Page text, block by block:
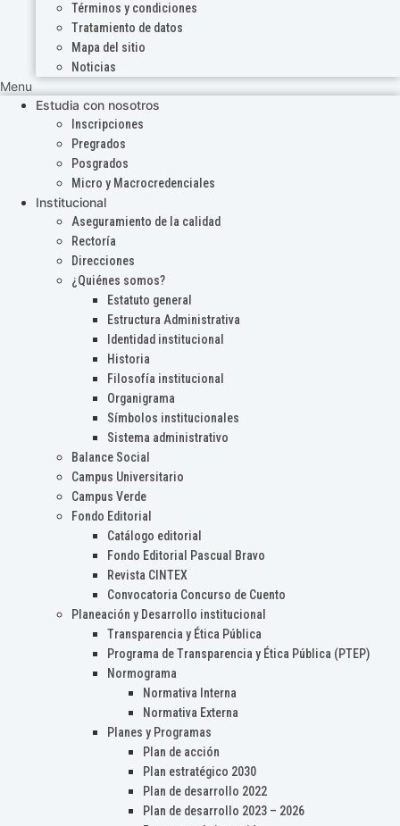
Términos y condiciones
Tratamiento de datos
Mapa del sitio
Noticias
Menu
Estudia con nosotros
Inscripciones
Pregrados
Posgrados
Micro y Macrocredenciales
Institucional
Aseguramiento de la calidad
Rectoría
Direcciones
¿Quiénes somos?
Estatuto general
Estructura Administrativa
Identidad institucional
Historia
Filosofía institucional
Organigrama
Símbolos institucionales
Sistema administrativo
Balance Social
Campus Universitario
Campus Verde
Fondo Editorial
Catálogo editorial
Fondo Editorial Pascual Bravo
Revista CINTEX
Convocatoria Concurso de Cuento
Planeación y Desarrollo institucional
Transparencia y Ética Pública
Programa de Transparencia y Ética Pública (PTEP)
Normograma
Normativa Interna
Normativa Externa
Planes y Programas
Plan de acción
Plan estratégico 2030
Plan de desarrollo 2022
Plan de desarrollo 2023 – 2026